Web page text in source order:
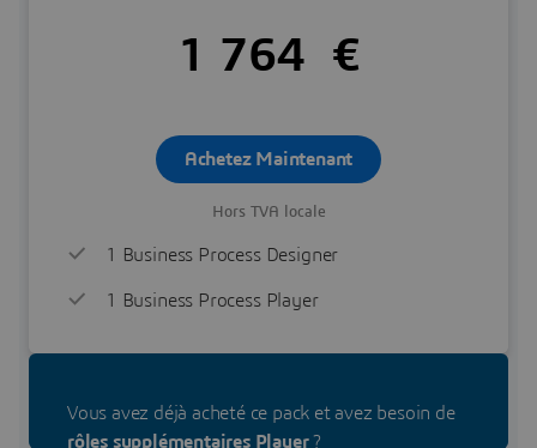
1 764 €
Achetez Maintenant
Hors TVA locale
1 Business Process Designer
1 Business Process Player
Vous avez déjà acheté ce pack et avez besoin de
rôles supplémentaires Player?